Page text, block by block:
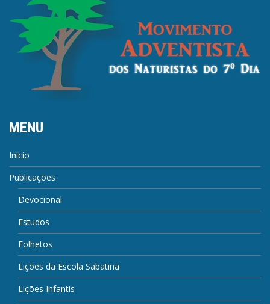
MENU
Início
Publicações
Devocional
Estudos
Folhetos
Lições da Escola Sabatina
Lições Infantis